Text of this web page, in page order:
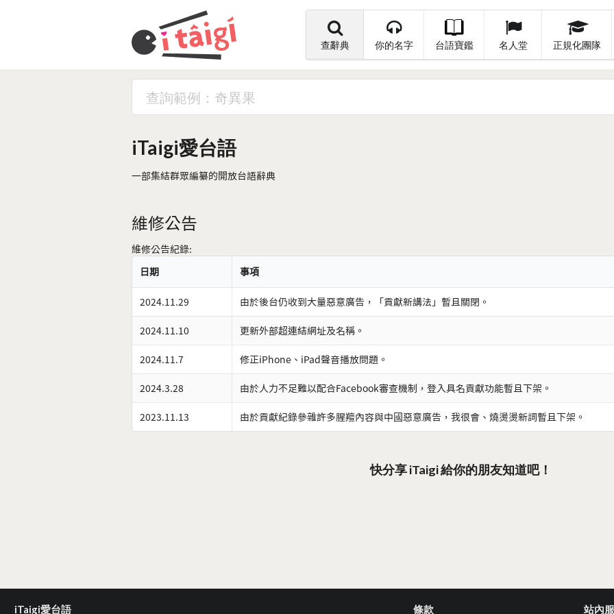
查辭典 你的名字 台語寶鑑 名人堂 正規化團隊
iTaigi愛台語
一部集結群眾編纂的開放台語辭典
維修公告
維修公告紀錄:
日期
事項
2024.11.29 由於後台仍收到大量惡意廣告，「貢獻新講法」暫且關閉。
2024.11.10 更新外部超連結網址及名稱。
2024.11.7 修正iPhone、iPad聲音播放問題。
2024.3.28 由於人力不足難以配合Facebook審查機制，登入具名貢獻功能暫且下架。
2023.11.13 由於貢獻紀錄參雜許多腥羶內容與中國惡意廣告，我很會、燒燙燙新詞暫且下架。
快分享 iTaigi 給你的朋友知道吧！
iTaigi愛台語 條款 站內